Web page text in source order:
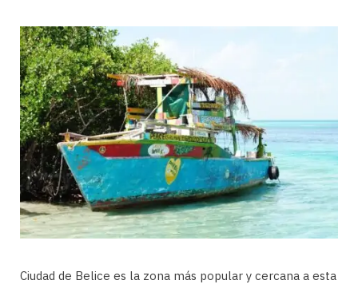
Ciudad de Belice es la zona más popular y cercana a esta